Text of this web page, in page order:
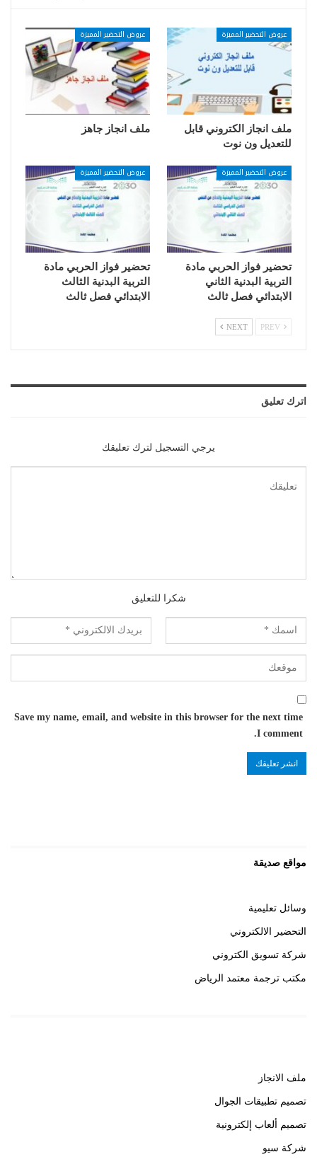
عروض التحضير المميزة
ملف انجاز الكتروني قابل
للتعديل ون نوت
عروض التحضير المميزة
ملف انجاز جاهز
عروض التحضير المميزة
تحضير فواز الحربي مادة
التربية البدنية الثاني
الابتدائي فصل ثالث
عروض التحضير المميزة
تحضير فواز الحربي مادة
التربية البدنية الثالث
الابتدائي فصل ثالث
NEXT
اترك تعليق
يرجي التسجيل لترك تعليقك
شكرا للتعليق
Save my name, email, and website in this browser for the next time
I comment.
مواقع صديقة
وسائل تعليمية
التحضير الالكتروني
شركة تسويق الكتروني
مكتب ترجمة معتمد الرياض
ملف الانجاز
تصميم تطبيقات الجوال
تصميم ألعاب إلكترونية
شركة سيو